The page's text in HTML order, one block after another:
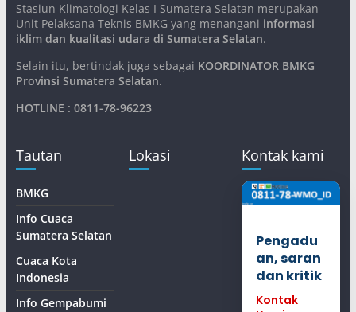
Stasiun Klimatologi Kelas I Sumatera Selatan merupakan
Unit Pelaksana Teknis BMKG yang menangani informasi
iklim dan kualitasi udara di Sumatera Selatan.
Selain itu, bertindak juga sebagai KOORDINATOR BMKG
Provinsi Sumatera Selatan.
HOTLINE : 0811-78-96223
Tautan
BMKG
Info Cuaca
Sumatera Selatan
Cuaca Kota
Indonesia
Info Gempabumi
Lokasi Kontak kami
Pengadu
an, saran
dan kritik
Kontak